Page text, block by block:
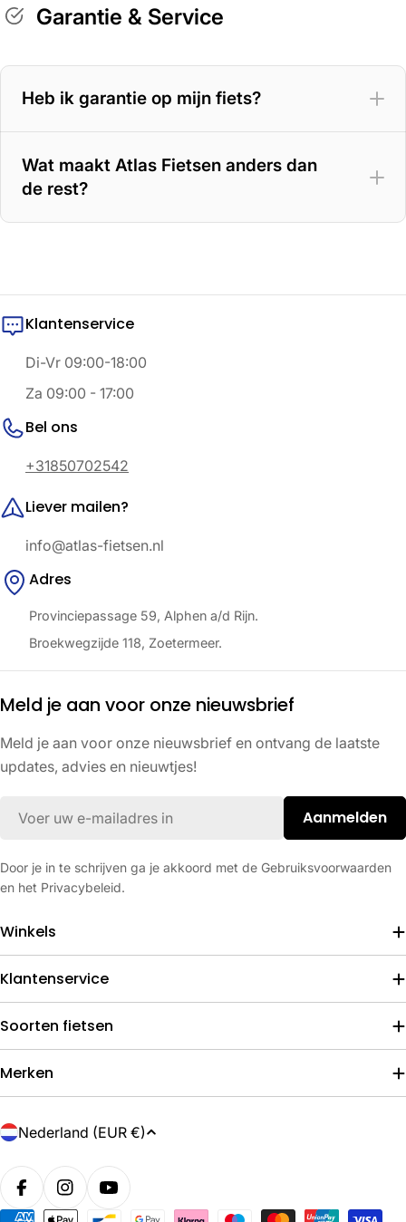
Garantie & Service
Heb ik garantie op mijn fiets?
Wat maakt Atlas Fietsen anders dan
de rest?
Klantenservice
Di-Vr 09:00-18:00
Za 09:00 - 17:00
Bel ons
+31850702542
Liever mailen?
info@atlas-fietsen.nl
Adres
Provinciepassage 59, Alphen a/d Rijn.
Broekwegzijde 118, Zoetermeer.
Meld je aan voor onze nieuwsbrief
Meld je aan voor onze nieuwsbrief en ontvang de laatste
updates, advies en nieuwtjes!
Aanmelden
Door je in te schrijven ga je akkoord met de Gebruiksvoorwaarden
en het Privacybeleid.
Winkels
Klantenservice
Soorten fietsen
Merken
L
n
d
Nederland (EUR €)